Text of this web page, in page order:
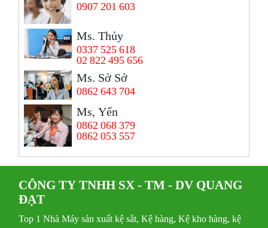
0907 201 603
Ms. Thủy
0337 525 618
02 822 495 656
Ms. Sở Sở
0862 643 704
Ms, Yến
0862 068 379
0862 053 557
CÔNG TY TNHH SX - TM - DV QUANG
ĐẠT
Top 1 Nhà Máy sản xuất kệ sắt, Kệ hàng, Kệ kho hàng, kệ